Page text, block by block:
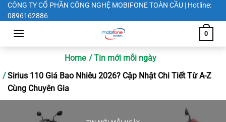
Chuyển
đến
CÔNG TY CỔ PHẦN CÔNG NGHỆ MOBIFONE TOÀN CẦU | Hotline:
0896162886
0
Home
Tin mới mỗi ngày
Sirius 110 Giá Bao Nhiêu 2026? Cập Nhật Chi Tiết Từ A-Z
Cùng Chuyên Gia